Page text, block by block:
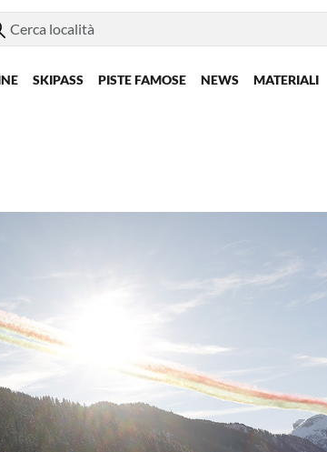
SKIPASS PISTE FAMOSE NEWS MATERIALI